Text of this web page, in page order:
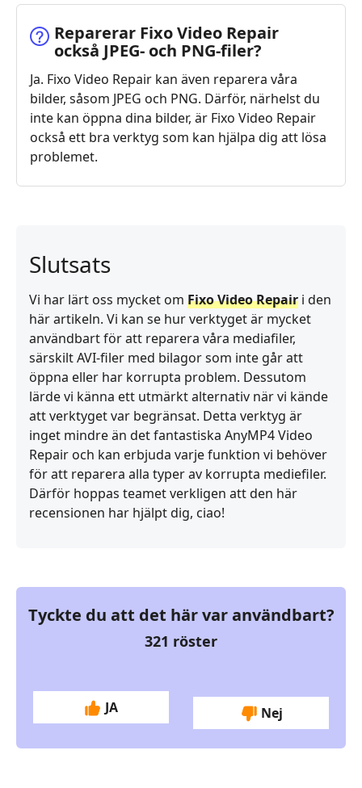
Reparerar Fixo Video Repair
också JPEG- och PNG-filer?
Ja. Fixo Video Repair kan även reparera våra
bilder, såsom JPEG och PNG. Därför, närhelst du
inte kan öppna dina bilder, är Fixo Video Repair
också ett bra verktyg som kan hjälpa dig att lösa
problemet.
Slutsats
Vi har lärt oss mycket om Fixo Video Repair i den
här artikeln. Vi kan se hur verktyget är mycket
användbart för att reparera våra mediafiler,
särskilt AVI-filer med bilagor som inte går att
öppna eller har korrupta problem. Dessutom
lärde vi känna ett utmärkt alternativ när vi kände
att verktyget var begränsat. Detta verktyg är
inget mindre än det fantastiska AnyMP4 Video
Repair och kan erbjuda varje funktion vi behöver
för att reparera alla typer av korrupta mediefiler.
Därför hoppas teamet verkligen att den här
recensionen har hjälpt dig, ciao!
Tyckte du att det här var användbart?
321 röster
JA Nej